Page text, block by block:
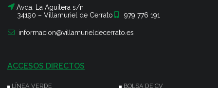
Avda. La Aguilera s/n
34190 – Villamuriel de Cerrato
979 776 191
informacion@villamurieldecerrato.es
ACCESOS DIRECTOS
LÍNEA VERDE BOLSA DE CV